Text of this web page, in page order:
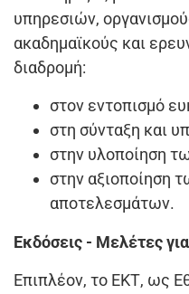
υπηρεσιών,
ακαδημαϊκούς και
διαδρομή:
στον εντοπισμό
στη σύνταξη και
στην υλοποίηση
στην αξιοποίηση
αποτελεσμάτων.
Εκδόσεις - Μελέτες
Επιπλέον, το ΕΚΤ, ως